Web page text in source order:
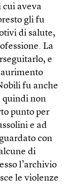
cui aveva
gli fu
di salute,
La
e
fu anche
quindi non
punto per
e ad
con
di
l’archivio
le violenze